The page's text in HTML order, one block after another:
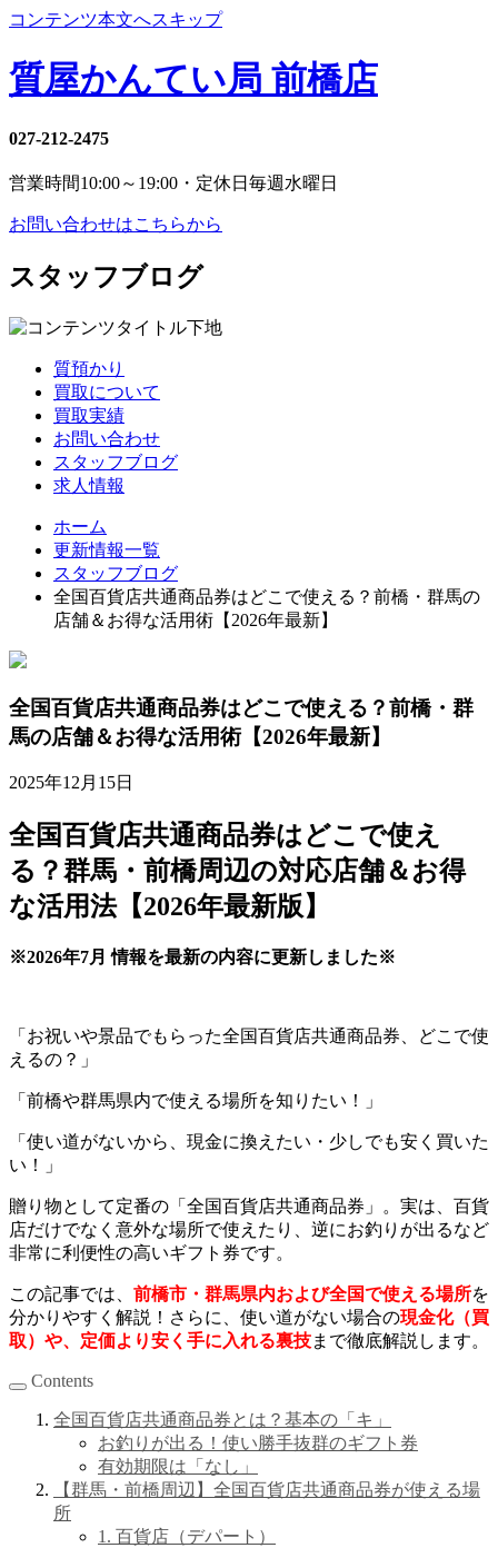
コンテンツ本文へスキップ
質屋かんてい局 前橋店
027-212-2475
営業時間10:00～19:00・定休日 毎週水曜日
お問い合わせはこちらから
スタッフブログ
質預かり
買取について
買取実績
お問い合わせ
スタッフブログ
求人情報
ホーム
更新情報一覧
スタッフブログ
全国百貨店共通商品券はどこで使える？前橋・群馬の
店舗＆お得な活用術【2026年最新】
全国百貨店共通商品券はどこで使える？前橋・群
馬の店舗＆お得な活用術【2026年最新】
2025年12月15日
全国百貨店共通商品券はどこで使え
る？群馬・前橋周辺の対応店舗＆お得
な活用法【2026年最新版】
※2026年7月 情報を最新の内容に更新しました※
「お祝いや景品でもらった全国百貨店共通商品券、どこで使
えるの？」
「前橋や群馬県内で使える場所を知りたい！」
「使い道がないから、現金に換えたい・少しでも安く買いた
い！」
贈り物として定番の「全国百貨店共通商品券」。実は、百貨
店だけでなく意外な場所で使えたり、逆にお釣りが出るなど
非常に利便性の高いギフト券です。
この記事では、 前橋市・群馬県内および全国で使える場所を
分かりやすく解説！さらに、使い道がない場合の現金化（買
取）や、定価より安く手に入れる裏技まで徹底解説します。
Contents
全国百貨店共通商品券とは？基本の「キ」
お釣りが出る！使い勝手抜群のギフト券
有効期限は「なし」
【群馬・前橋周辺】全国百貨店共通商品券が使える場
所
1. 百貨店（デパート）